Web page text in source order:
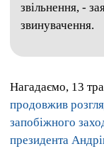
звільнення, -
звинувачення.
Нагадаємо, 13
продовжив
запобіжного
президента